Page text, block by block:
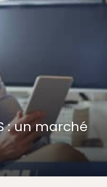
: un marché